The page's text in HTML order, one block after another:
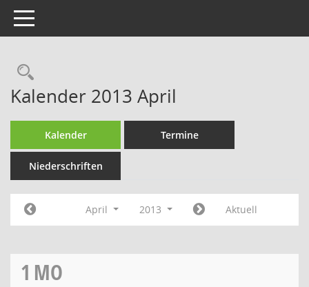
Toggle navigation
Rechercheauswahl
Kalender 2013 April
Kalender Termine
Niederschriften
April 2013 Aktuell
1 MO